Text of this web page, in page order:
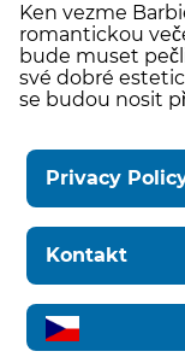
Ken vezme
romantickou
bude muset
své dobré
se budou nosit
Privacy
Kontakt